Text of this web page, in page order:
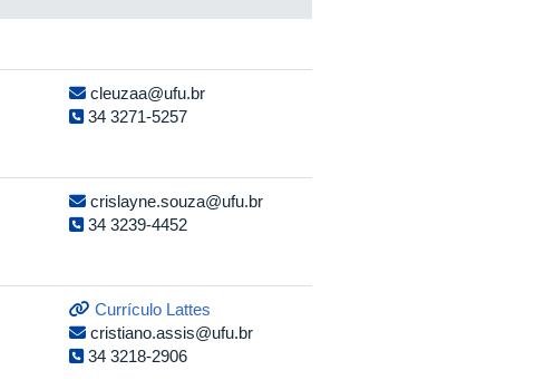
cleuzaa@ufu.br
34 3271-5257
crislayne.souza@ufu.br
34 3239-4452
Currículo Lattes
cristiano.assis@ufu.br
34 3218-2906